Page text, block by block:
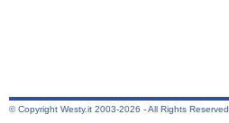
© Copyright Westy.it 2003-2026 - All Rights Reserved